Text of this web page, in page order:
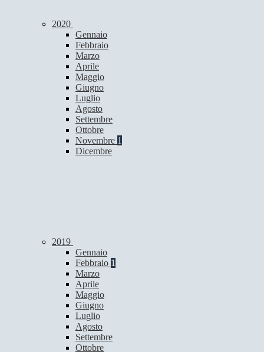
2020
Gennaio
Febbraio
Marzo
Aprile
Maggio
Giugno
Luglio
Agosto
Settembre
Ottobre
Novembre 1
Dicembre
2019
Gennaio
Febbraio 1
Marzo
Aprile
Maggio
Giugno
Luglio
Agosto
Settembre
Ottobre